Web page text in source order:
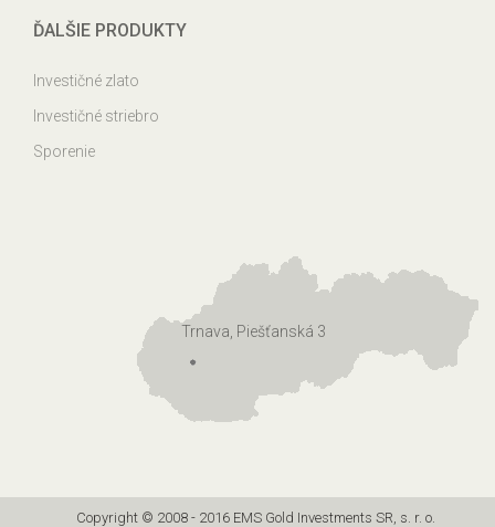
ĎALŠIE PRODUKTY
Investičné zlato
Investičné striebro
Sporenie
Trnava, Piešťanská 3
Copyright © 2008 - 2016 EMS Gold Investments SR, s. r. o.